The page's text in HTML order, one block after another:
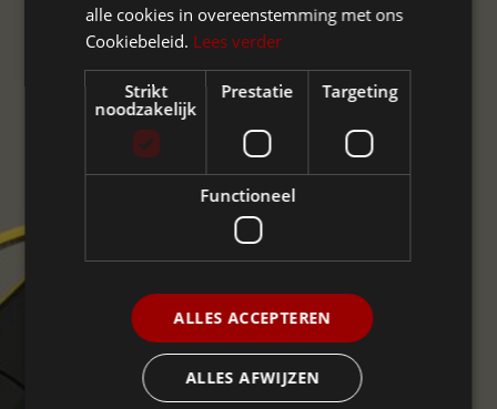
Experience. Enjoy.
Ride Ellio.
BOOK A TEST RIDE
alle cookies in overeenstemming met ons
Cookiebeleid. Lees verder
Strikt
noodzakelijk
Prestatie Targeting
Functioneel
ALLES ACCEPTEREN
ALLES AFWIJZEN